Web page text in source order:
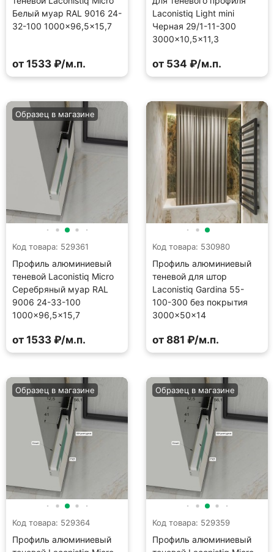
Белый муар RAL 9016 24-
32-100 1000×96,5×15,7
от 1533 ₽/м.п.
Laconistiq Light mini
Черная 29/1-11-300
3000×10,5×11,3
от 534 ₽/м.п.
Код товара: 529361
Профиль алюминиевый
теневой Laconistiq Micro
Серебряный муар RAL
9006 24-33-100
1000×96,5×15,7
Образец в магазине
от 1533 ₽/м.п.
Код товара: 530980
Профиль алюминиевый
теневой для штор
Laconistiq Gardina 55-
100-300 без покрытия
3000×50×14
от 881 ₽/м.п.
Код товара: 529364
Профиль алюминиевый
Образец в магазине
Код товара: 529359
Профиль алюминиевый
Образец в магазине